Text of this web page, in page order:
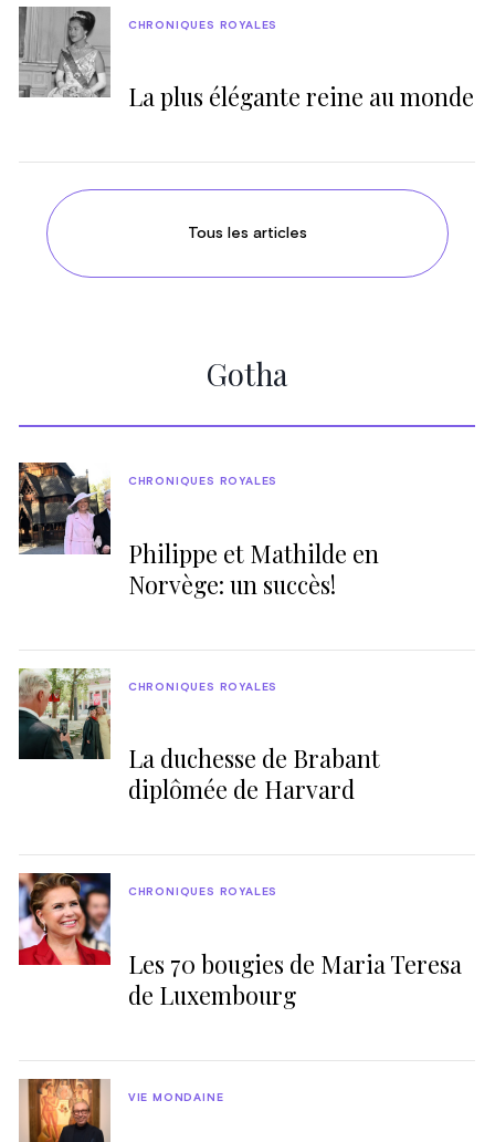
La plus élégante reine au monde
CHRONIQUES ROYALES
Tous les articles
Gotha
Philippe et Mathilde en
Norvège: un succès!
CHRONIQUES ROYALES
La duchesse de Brabant
diplômée de Harvard
CHRONIQUES ROYALES
Les 70 bougies de Maria Teresa
de Luxembourg
CHRONIQUES ROYALES
VIE MONDAINE